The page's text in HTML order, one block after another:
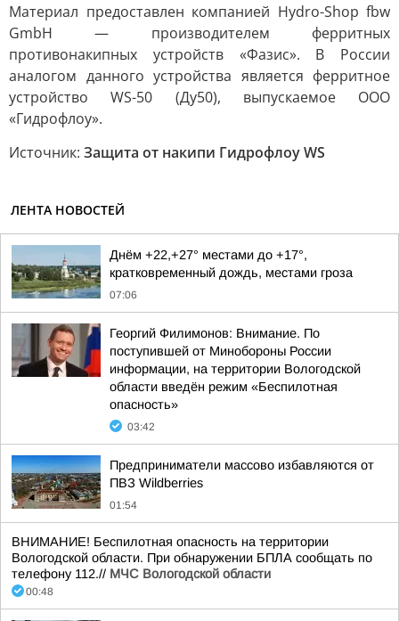
Материал предоставлен компанией Hydro-Shop fbw
GmbH — производителем ферритных
противонакипных устройств «Фазис». В России
аналогом данного устройства является ферритное
устройство WS-50 (Ду50), выпускаемое ООО
«Гидрофлоу».
Источник: Защита от накипи Гидрофлоу WS
ЛЕНТА НОВОСТЕЙ
Днём +22,+27° местами до +17°,
кратковременный дождь, местами гроза
07:06
Георгий Филимонов: Внимание. По
поступившей от Минобороны России
информации, на территории Вологодской
области введён режим «Беспилотная
опасность»
03:42
Предприниматели массово избавляются от
ПВЗ Wildberries
01:54
ВНИМАНИЕ! Беспилотная опасность на территории
Вологодской области. При обнаружении БПЛА сообщать по
телефону 112.// МЧС Вологодской области
00:48